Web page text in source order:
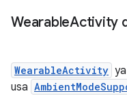
WearableActivity
WearableActivity
usa